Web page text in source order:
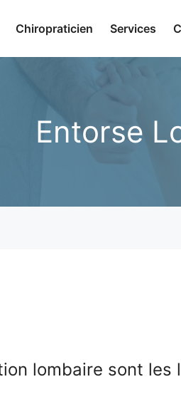
Chiropraticien Services
Entorse
lombaire sont